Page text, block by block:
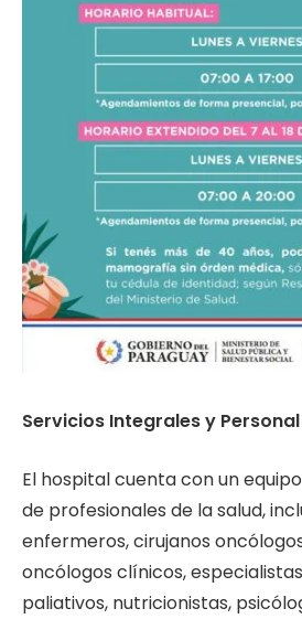
Servicios Integrales y
El hospital cuenta con un
de profesionales de la salud,
enfermeros, cirujanos
oncólogos clínicos,
paliativos, nutricionistas,